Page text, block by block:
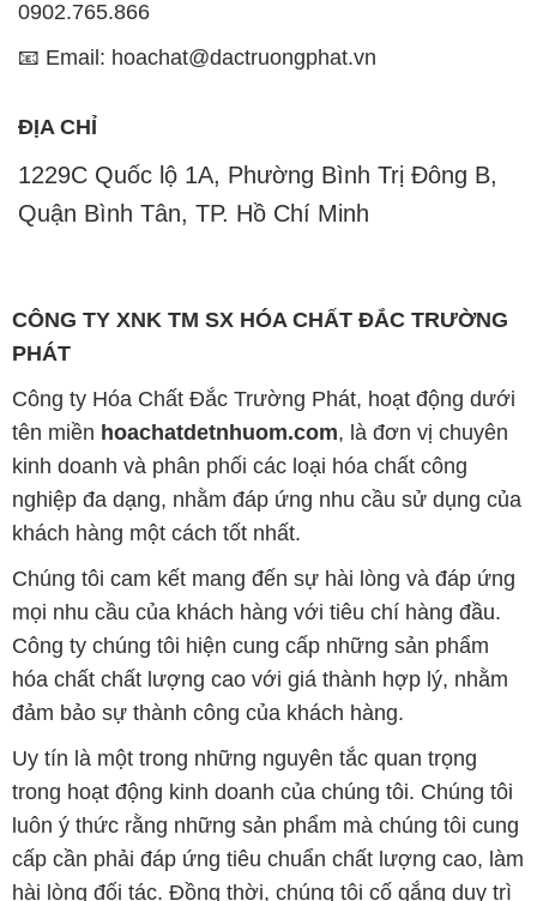
1229C Quốc lộ 1A, Phường Bình Trị Đông B,
Quận Bình Tân, TP. Hồ Chí Minh
CÔNG TY XNK TM SX HÓA CHẤT ĐẮC TRƯỜNG
PHÁT
kinh doanh và phân phối các loại hóa chất công
nghiệp đa dạng, nhằm đáp ứng nhu cầu sử dụng của
khách hàng một cách tốt nhất.
Chúng tôi cam kết mang đến sự hài lòng và đáp ứng
mọi nhu cầu của khách hàng với tiêu chí hàng đầu.
Công ty chúng tôi hiện cung cấp những sản phẩm
hóa chất chất lượng cao với giá thành hợp lý, nhằm
đảm bảo sự thành công của khách hàng.
Uy tín là một trong những nguyên tắc quan trọng
trong hoạt động kinh doanh của chúng tôi. Chúng tôi
luôn ý thức rằng những sản phẩm mà chúng tôi cung
cấp cần phải đáp ứng tiêu chuẩn chất lượng cao, làm
hài lòng đối tác. Đồng thời, chúng tôi cố gắng duy trì
mức giá hợp lý, tạo điều kiện phát triển và sự tồn tại
lâu dài cho cả hai bên.
Công ty Hóa Chất Đắc Trường Phát đáp ứng đa
dạng các nhu cầu về hóa chất, phục vụ cho tất cả